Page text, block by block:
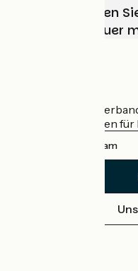
Wählen, bereiten
Ihr Radabenteuer
Der nationale
offizielle Leitfaden
Instagram